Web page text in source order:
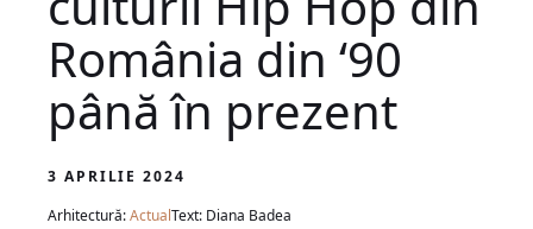
România din ‘90
până în prezent
3 APRILIE 2024
Arhitectură:ActualText: Diana Badea